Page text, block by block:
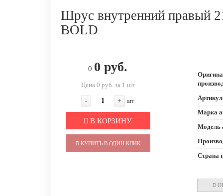
Шрус внутренний правый
BOLD
0 0 руб.
Цена 0 руб. за 1 шт
- + шт
В КОРЗИНУ
КУПИТЬ В ОДИН КЛИК
Марка
Модель
Страна